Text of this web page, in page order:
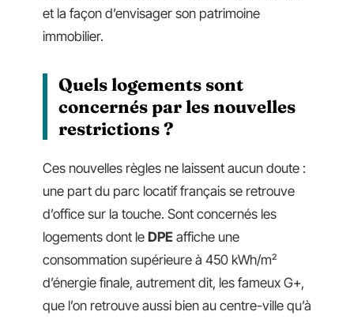
et la façon d’envisager son patrimoine
immobilier.
Quels logements sont
concernés par les nouvelles
restrictions ?
Ces nouvelles règles ne laissent aucun doute :
une part du parc locatif français se retrouve
d’office sur la touche. Sont concernés les
logements dont le DPE affiche une
consommation supérieure à 450 kWh/m²
d’énergie finale, autrement dit, les fameux G+,
que l’on retrouve aussi bien au centre-ville qu’à